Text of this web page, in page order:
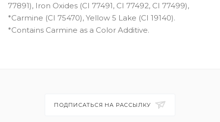
77891), Iron Oxides (CI 77491, CI 77492, CI 77499),
*Carmine (CI 75470), Yellow 5 Lake (CI 19140).
*Contains Carmine as a Color Additive.
ПОДПИСАТЬСЯ НА РАССЫЛКУ